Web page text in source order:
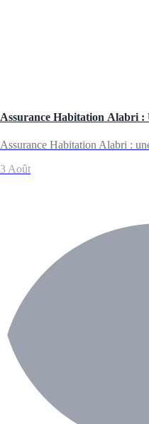
Assurance Habitation Alabri
Assurance Habitation Alabri :
3 Août